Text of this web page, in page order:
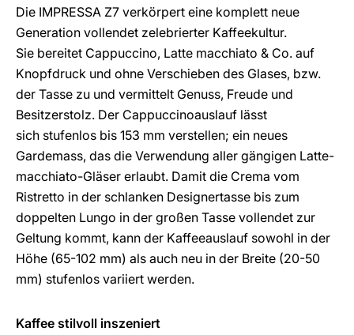
Die IMPRESSA Z7 verkörpert eine komplett neue
Generation vollendet zelebrierter Kaffeekultur.
Sie bereitet Cappuccino, Latte macchiato & Co. auf
Knopfdruck und ohne Verschieben des Glases, bzw.
der Tasse zu und vermittelt Genuss, Freude und
Besitzerstolz. Der Cappuccinoauslauf lässt
sich stufenlos bis 153 mm verstellen; ein neues
Gardemass, das die Verwendung aller gängigen Latte-
macchiato-Gläser erlaubt. Damit die Crema vom
Ristretto in der schlanken Designertasse bis zum
doppelten Lungo in der großen Tasse vollendet zur
Geltung kommt, kann der Kaffeeauslauf sowohl in der
Höhe (65-102 mm) als auch neu in der Breite (20-50
mm) stufenlos variiert werden.
Kaffee stilvoll inszeniert